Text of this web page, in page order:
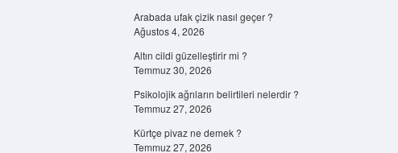
Arabada ufak çizik nasıl geçer ?
Ağustos 4, 2026
Altın cildi güzelleştirir mi ?
Temmuz 30, 2026
Psikolojik ağrıların belirtileri nelerdir ?
Temmuz 27, 2026
Kürtçe pivaz ne demek ?
Temmuz 27, 2026